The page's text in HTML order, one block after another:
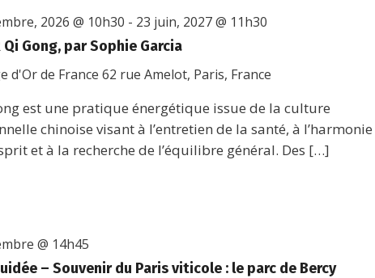
Qi Gong, par Sophie Garcia
2026 @ 10h30 - 23 juin, 2027 @ 11h30
d'Or de France62 rue Amelot, Paris, France
est une pratique énergétique issue de la culture
chinoise visant à l’entretien de la santé, à l’harmonie
et à la recherche de l’équilibre général. Des […]
– Souvenir du Paris viticole : le parc de Bercy
@ 14h45